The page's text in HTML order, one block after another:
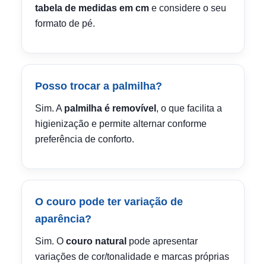
tabela de medidas em cm e considere o seu
formato de pé.
Posso trocar a palmilha?
Sim. A palmilha é removível , o que facilita a
higienização e permite alternar conforme
preferência de conforto.
O couro pode ter variação de
aparência?
Sim. O couro natural pode apresentar
variações de cor/tonalidade e marcas próprias